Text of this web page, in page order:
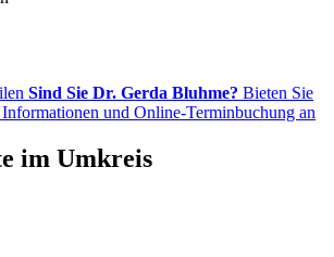
Sind Sie Dr. Gerda Bluhme? Bieten Sie
und Online-Terminbuchung an
im Umkreis